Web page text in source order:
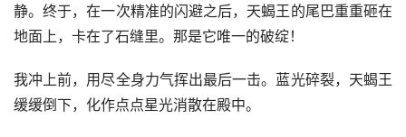
静。终于，在一次精准的闪避之后，天蝎王的尾巴重重砸在
地面上，卡在了石缝里。那是它唯一的破绽！
我冲上前，用尽全身力气挥出最后一击。蓝光碎裂，天蝎王
缓缓倒下，化作点点星光消散在殿中。